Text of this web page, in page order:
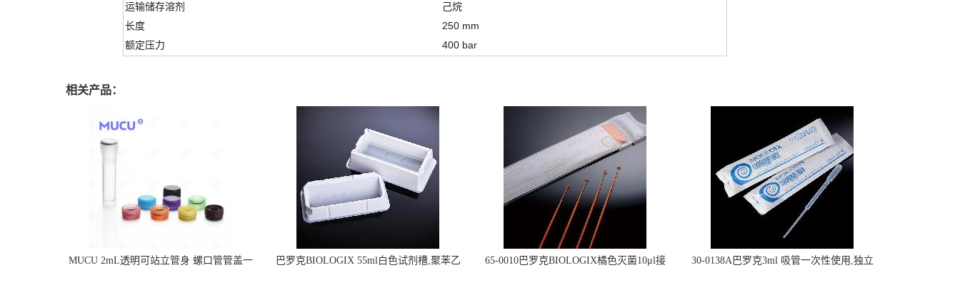
运输储存溶剂
己烷
长度
250 mm
额定压力
400 bar
相关产品：
MUCU 2mL透明可站立管身 螺口管管盖一
巴罗克BIOLOGIX 55ml白色试剂槽,聚苯乙
65-0010巴罗克BIOLOGIX橘色灭菌10μl接
30-0138A巴罗克3ml 吸管一次性使用,独立